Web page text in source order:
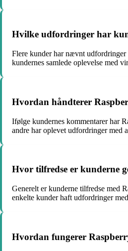
Hvilke udfordringer har
Flere kunder har nævnt udfordringer
kundernes samlede oplevelse med
Hvordan håndterer
Ifølge kundernes kommentarer har
andre har oplevet udfordringer med
Hvor tilfredse er kunderne
Generelt er kunderne tilfredse med
enkelte kunder haft udfordringer
Hvordan fungerer